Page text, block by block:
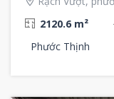
2120.6 m²
Phước Thịnh